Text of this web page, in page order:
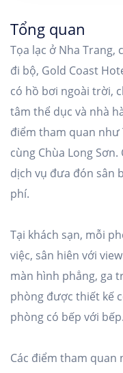
Tổng quan
Tọa lạc ở Nha Trang,
đi bộ, Gold Coast
có hồ bơi ngoài trời,
tâm thể dục và nhà
điểm tham quan như
cùng Chùa Long
dịch vụ đưa đón sân
phí.
Tại khách sạn, mỗi
việc, sân hiên với
màn hình phẳng, ga
phòng được thiết kế
phòng có bếp với
Các điểm tham quan